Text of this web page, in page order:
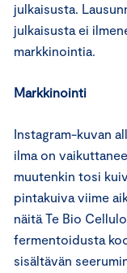
julkaisusta.
julkaisusta ei
markkinointia.
Markkinointi
Instagram-kuvan
ilma on
muutenkin tosi
pintakuiva viime
näitä Te Bio
fermentoidusta
sisältävän